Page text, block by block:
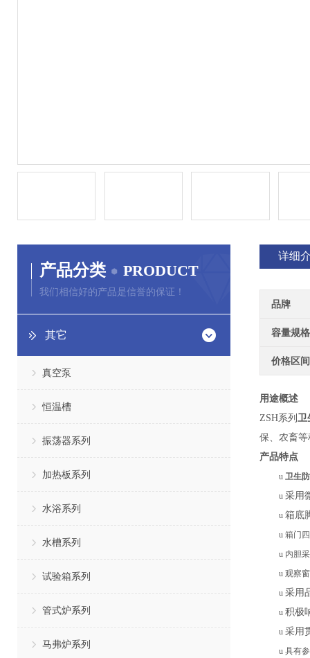
产品分类 PRODUCT
我们相信好的产品是信誉的保证！
其它
真空泵
恒温槽
振荡器系列
加热板系列
水浴系列
水槽系列
试验箱系列
管式炉系列
马弗炉系列
详细
品牌
容量规格
价格区间
用途概述
ZSH系列 卫
保、农畜
产品特点
u 卫生
u 采用
u 箱底
u 箱门
u 内胆
u 观察
u 采用
u 积极
u 采用
u 具有